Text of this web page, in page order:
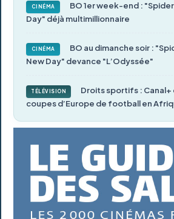
CINÉMA
BO 1er week-end :
Day" déjà multimillionnaire
CINÉMA
BO au dimanche soir :
New Day" devance "L’Odyssée"
TÉLÉVISION
Droits sportifs :
coupes d’Europe de football en